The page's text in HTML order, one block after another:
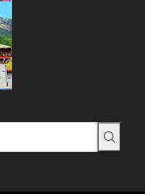
पर चिंता व्यक्त करते हुए
वे हनुमान प्रसाद के पहले चेयरमैन
पेंशन आंदोलनकारी
नौकरी के बड़े फैसले लिए।
आंदोलनकारियों के लिए फैसले लेने
की नियुक्ति नहीं की है ।वहीं
नौकरियों के, उनकी चिन्हिकरण
को, गैरसैंण को स्थाई राजधानी
10 जुलाई को कांग्रेस के